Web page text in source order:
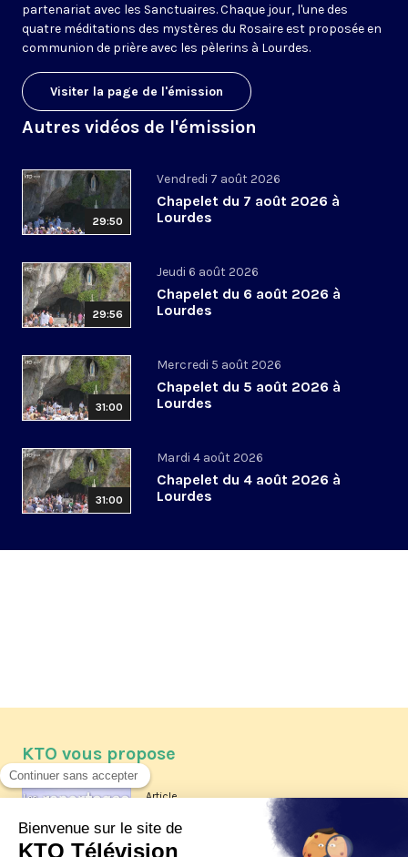
partenariat avec les Sanctuaires. Chaque jour, l'une des
quatre méditations des mystères du Rosaire est proposée en
communion de prière avec les pèlerins à Lourdes.
Visiter la page de l'émission
Autres vidéos de l'émission
29:50
Vendredi 7 août 2026
Chapelet du 7 août 2026 à
Lourdes
29:56
Jeudi 6 août 2026
Chapelet du 6 août 2026 à
Lourdes
31:00
Mercredi 5 août 2026
Chapelet du 5 août 2026 à
Lourdes
31:00
Mardi 4 août 2026
Chapelet du 4 août 2026 à
Lourdes
KTO vous propose
Article
Les reportages d'été 2026 de KTO